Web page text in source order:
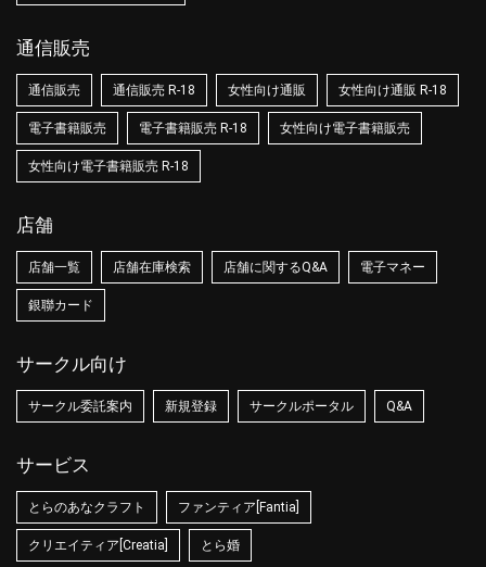
通信販売
通信販売 通信販売 R-18 女性向け通販 女性向け通販 R-18
電子書籍販売 電子書籍販売 R-18 女性向け電子書籍販売
女性向け電子書籍販売 R-18
店舗
店舗一覧 店舗在庫検索 店舗に関するQ&A 電子マネー
銀聯カード
サークル向け
サークル委託案内 新規登録 サークルポータル Q&A
サービス
とらのあなクラフト ファンティア[Fantia]
クリエイティア[Creatia] とら婚